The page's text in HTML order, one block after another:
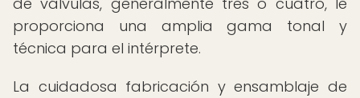
proporciona una amplia gama tonal y
técnica para el intérprete.
La cuidadosa fabricación y ensamblaje de